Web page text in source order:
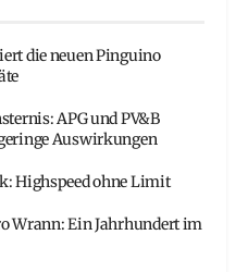
die neuen Pinguino
APG und PV&B
Auswirkungen
Highspeed ohne Limit
Wrann: Ein Jahrhundert im